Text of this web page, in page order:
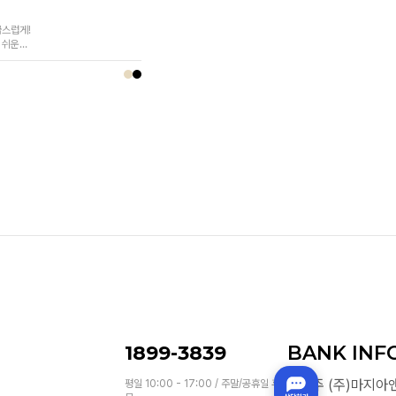
럽게!
운
~
1899-3839
평일 10:00 - 17:00 / 주말/공휴일 휴
BANK
예금주 (주)마지아